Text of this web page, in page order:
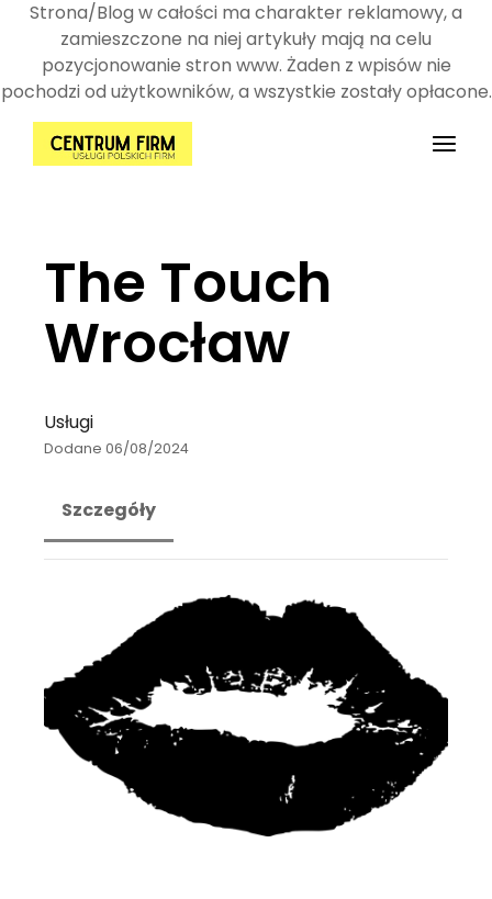
Strona/Blog w całości ma charakter reklamowy, a
zamieszczone na niej artykuły mają na celu
pozycjonowanie stron www. Żaden z wpisów nie
pochodzi od użytkowników, a wszystkie zostały opłacone.
The Touch
Wrocław
Usługi
Dodane 06/08/2024
Szczegóły